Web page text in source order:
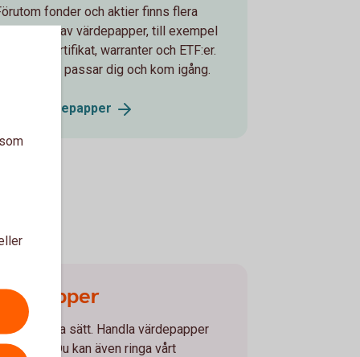
fonder och aktier finns flera
typer av värdepapper, till exempel
optioner, certifikat, warranter och ETF:er.
Se vad som passar dig och kom igång.
värdepapper
flera olika sätt. Handla värdepapper
app. Du kan även ringa vårt